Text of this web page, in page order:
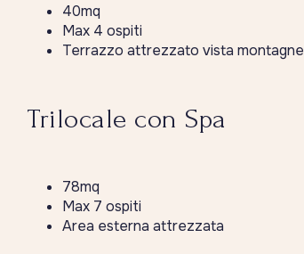
40mq
Max 4 ospiti
Terrazzo attrezzato vista montagne
Trilocale con Spa
78mq
Max 7 ospiti
Area esterna attrezzata